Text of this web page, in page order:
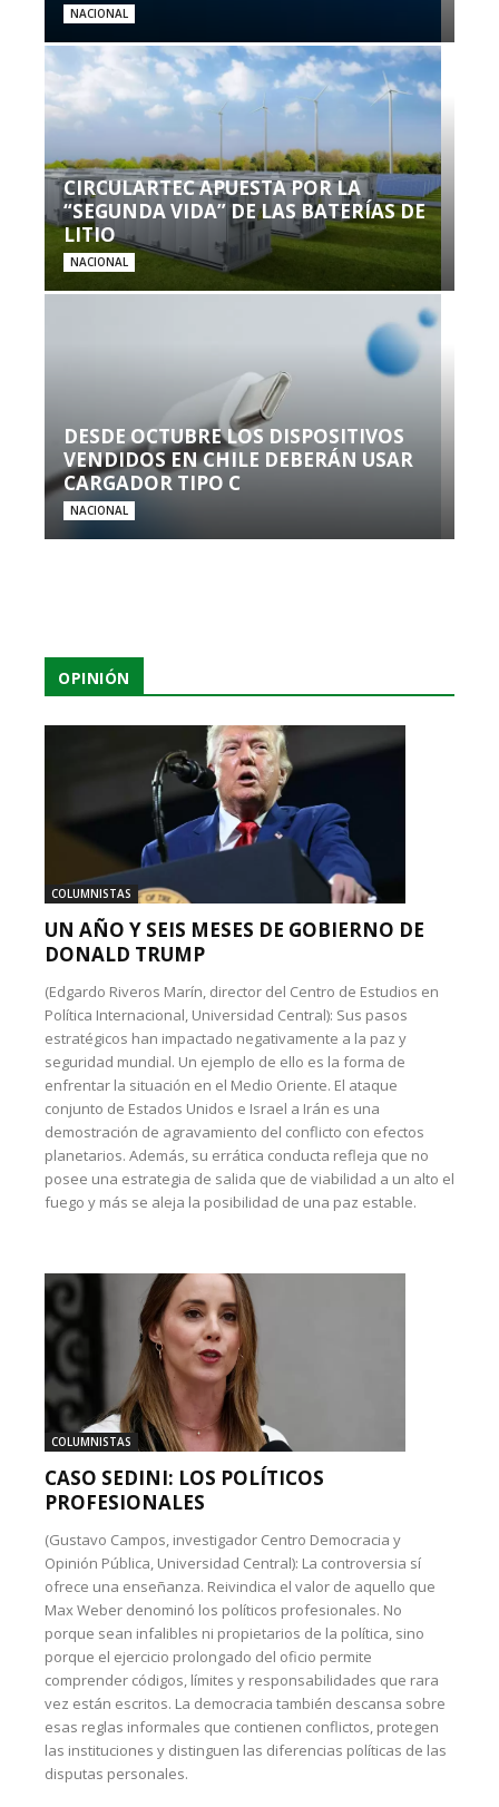
NACIONAL
CIRCULARTEC APUESTA POR LA
“SEGUNDA VIDA” DE LAS BATERÍAS DE
LITIO
NACIONAL
DESDE OCTUBRE LOS DISPOSITIVOS
VENDIDOS EN CHILE DEBERÁN USAR
CARGADOR TIPO C
NACIONAL
OPINIÓN
COLUMNISTAS
UN AÑO Y SEIS MESES DE GOBIERNO DE
DONALD TRUMP
(Edgardo Riveros Marín, director del Centro de Estudios en
Política Internacional, Universidad Central): Sus pasos
estratégicos han impactado negativamente a la paz y
seguridad mundial. Un ejemplo de ello es la forma de
enfrentar la situación en el Medio Oriente. El ataque
conjunto de Estados Unidos e Israel a Irán es una
demostración de agravamiento del conflicto con efectos
planetarios. Además, su errática conducta refleja que no
posee una estrategia de salida que de viabilidad a un alto el
fuego y más se aleja la posibilidad de una paz estable.
COLUMNISTAS
CASO SEDINI: LOS POLÍTICOS
PROFESIONALES
(Gustavo Campos, investigador Centro Democracia y
Opinión Pública, Universidad Central): La controversia sí
ofrece una enseñanza. Reivindica el valor de aquello que
Max Weber denominó los políticos profesionales. No
porque sean infalibles ni propietarios de la política, sino
porque el ejercicio prolongado del oficio permite
comprender códigos, límites y responsabilidades que rara
vez están escritos. La democracia también descansa sobre
esas reglas informales que contienen conflictos, protegen
las instituciones y distinguen las diferencias políticas de las
disputas personales.